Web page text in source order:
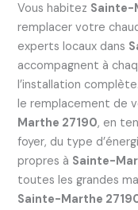
Vous habitez Sainte-
remplacer votre
experts locaux dans
accompagnent à
l’installation
le remplacement de
Marthe 27190, en
foyer, du type
propres à Sainte-
toutes les grandes
Sainte-Marthe